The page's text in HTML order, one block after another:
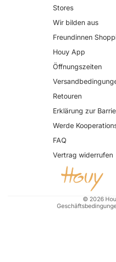
Stores
Wir bilden aus
Freundinnen
Houy App
Öffnungszeiten
Retouren
Erklärung zur
Werde
FAQ
Vertrag widerrufen
© 2026
Kontaktinformationen